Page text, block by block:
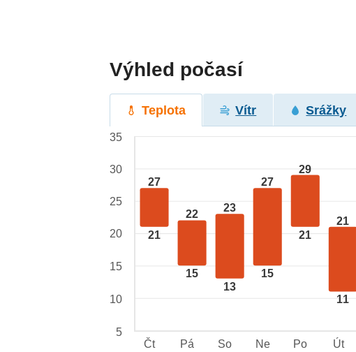
Výhled počasí
Teplota Vítr Srážky
27
21
22
15
23
13
27
15
29
21
21
11
35
30
25
20
15
10
5
Čt
Pá So Ne Po Út